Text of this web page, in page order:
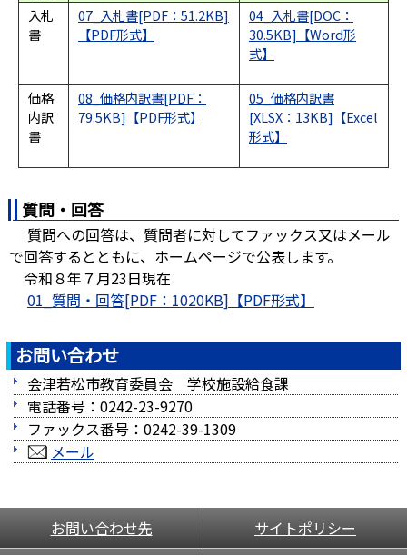
入札
書
07_入札書[PDF：51.2KB]
04_入札書[DOC：
30.5KB]
価格
内訳
書
08_価格内訳書[PDF：
79.5KB]
05_価格内訳書
[XLSX：13KB]
質問・回答
質問への回答は、質問者に対してファックス又はメール
で回答するとともに、ホームページで公表します。
令和８年７月23日現在
01_質問・回答[PDF：1020KB]
お問い合わせ
会津若松市教育委員会 学校施設給食課
電話番号：0242-23-9270
ファックス番号：0242-39-1309
メール
お問い合わせ先 サイトポリシー